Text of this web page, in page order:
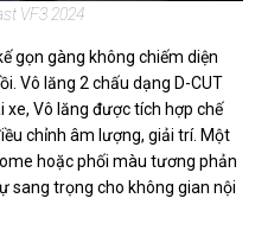
VF3 2024
gọn gàng không chiếm diện
Vô lăng 2 chấu dạng D-CUT
Vô lăng được tích hợp chế
chỉnh âm lượng, giải trí. Một
hoặc phối màu tương phản
sang trọng cho không gian nội